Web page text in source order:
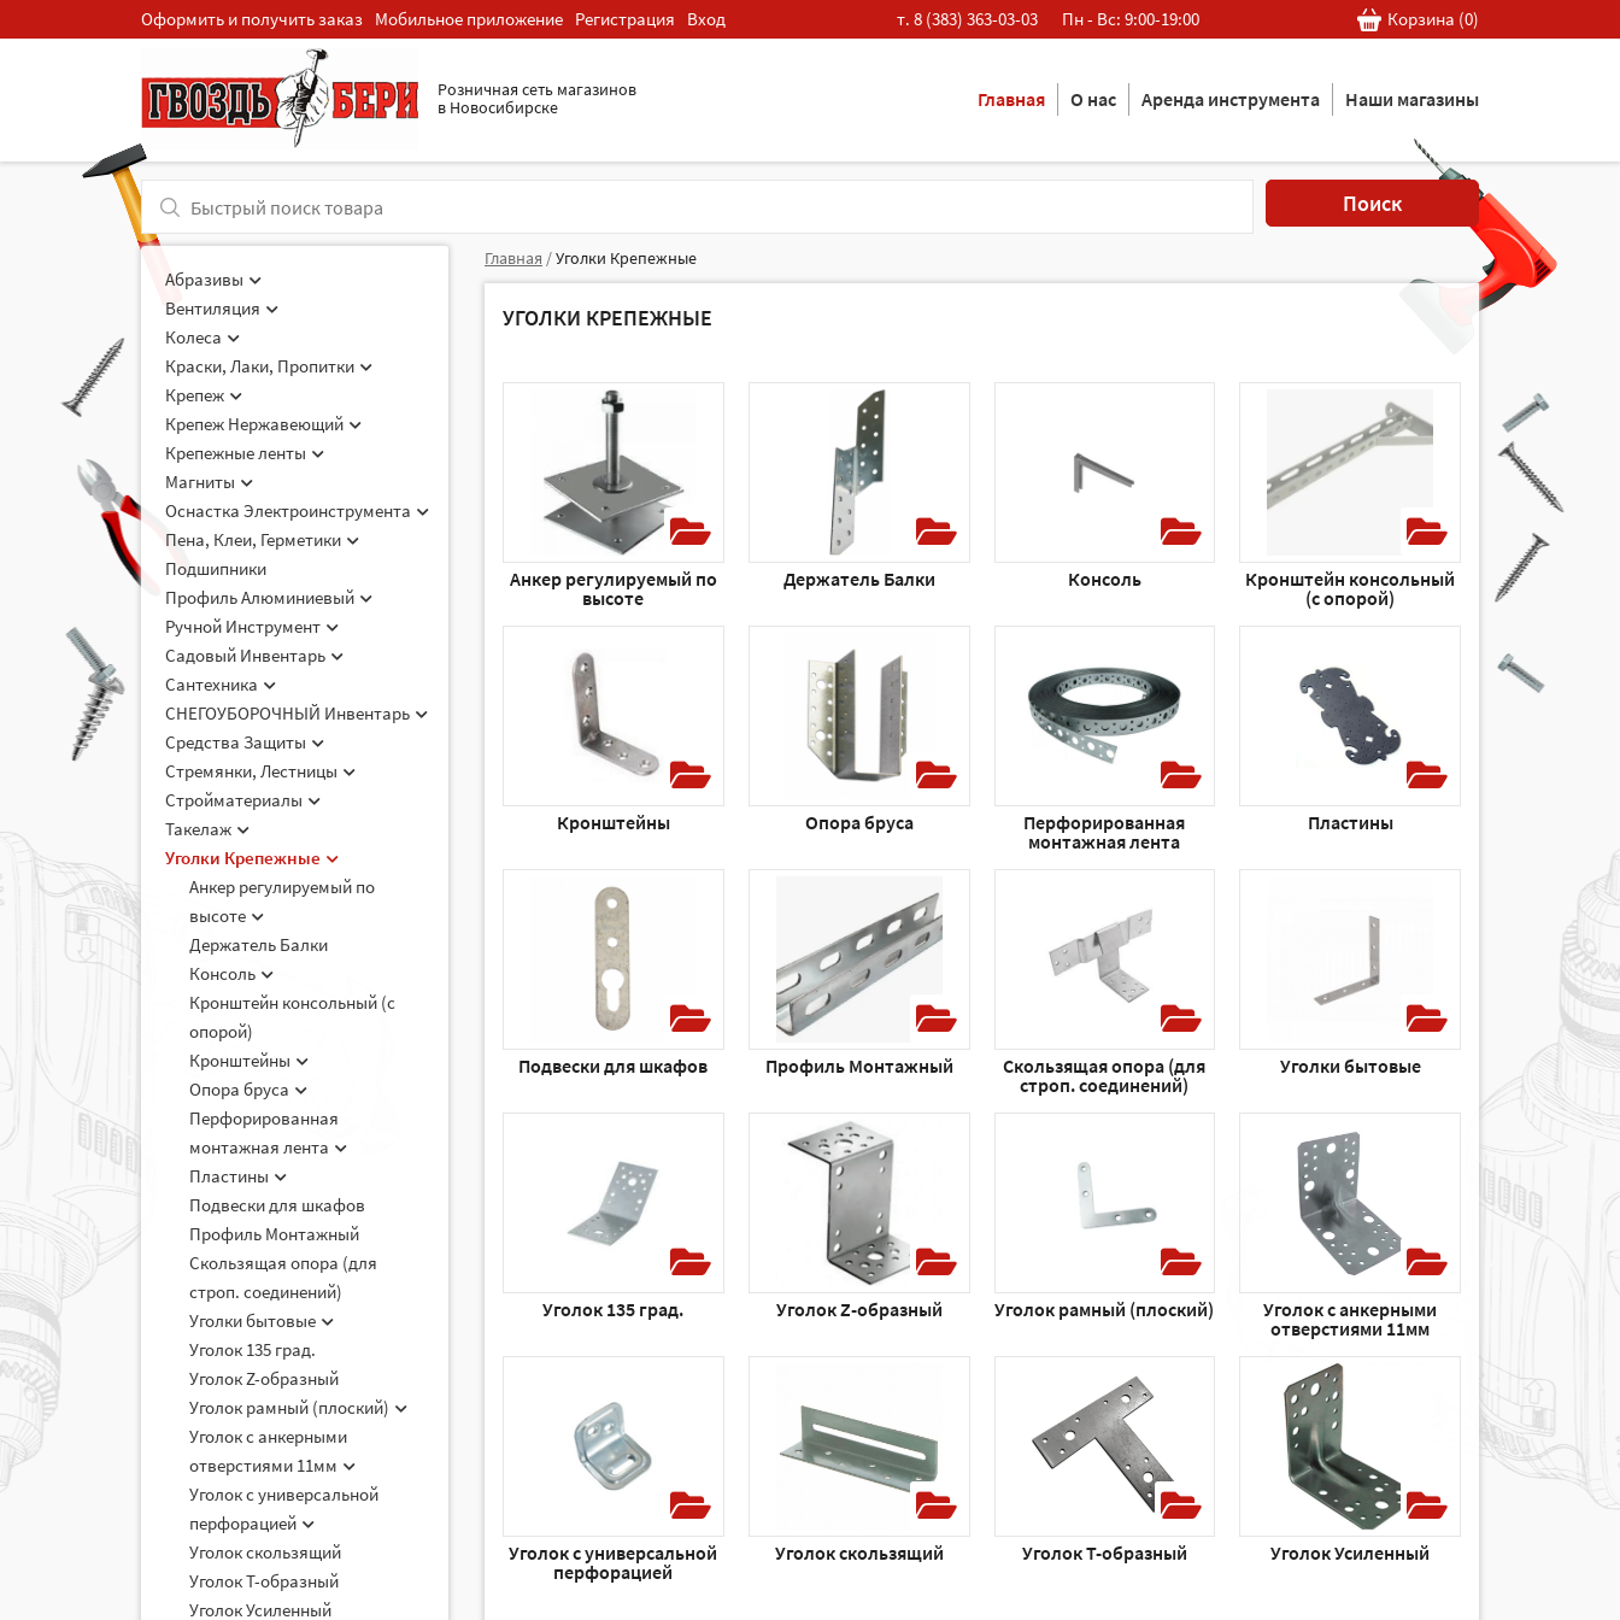
Оформить и получить заказ Мобильное приложение Регистрация Вход т. 8 (383) 363-03-03 Пн - Вс: 9:00-19:00 Корзина (0)
Розничная cеть магазинов
в Новосибирске
Главная О нас Аренда инструмента Наши магазины
Поиск
Абразивы
Вентиляция
Колеса
Краски, Лаки, Пропитки
Крепеж
Крепеж Нержавеющий
Крепежные ленты
Магниты
Оснастка Электроинструмента
Пена, Клеи, Герметики
Подшипники
Профиль Алюминиевый
Ручной Инструмент
Садовый Инвентарь
Сантехника
СНЕГОУБОРОЧНЫЙ Инвентарь
Средства Защиты
Стремянки, Лестницы
Стройматериалы
Такелаж
Уголки Крепежные
Анкер регулируемый по
высоте
Держатель Балки
Консоль
Кронштейн консольный (с
опорой)
Кронштейны
Опора бруса
Перфорированная
монтажная лента
Пластины
Подвески для шкафов
Профиль Монтажный
Скользящая опора (для
строп. соединений)
Уголки бытовые
Уголок 135 град.
Уголок Z-образный
Уголок рамный (плоский)
Уголок с анкерными
отверстиями 11мм
Уголок с универсальной
перфорацией
Уголок скользящий
Уголок Т-образный
Уголок Усиленный
Главная /Уголки Крепежные
УГОЛКИ КРЕПЕЖНЫЕ
Анкер регулируемый по
высоте
Держатель Балки Консоль
Кронштейн консольный
(с опорой)
Кронштейны Опора бруса
Перфорированная
монтажная лента
Пластины
Подвески для шкафов Профиль Монтажный
Скользящая опора (для
строп. соединений)
Уголки бытовые
Уголок 135 град. Уголок Z-образный Уголок рамный (плоский)
Уголок с анкерными
отверстиями 11мм
Уголок с универсальной
перфорацией
Уголок скользящий Уголок Т-образный Уголок Усиленный